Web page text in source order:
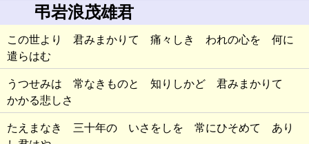
弔岩浪茂雄君
この世より 君みまかりて 痛々しき われの心を 何に
遣らはむ
うつせみは 常なきものと 知りしかど 君みまかりて
かかる悲しさ
たえまなき 三十年の いさをしを 常にひそめて あり